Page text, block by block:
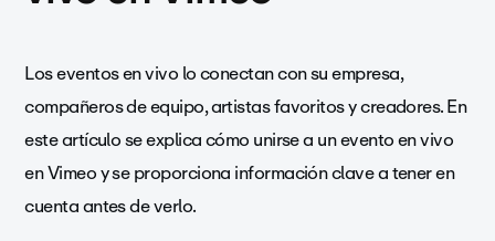
Los eventos en vivo lo conectan con su empresa,
compañeros de equipo, artistas favoritos y creadores. En
este artículo se explica cómo unirse a un evento en vivo
en Vimeo y se proporciona información clave a tener en
cuenta antes de verlo.